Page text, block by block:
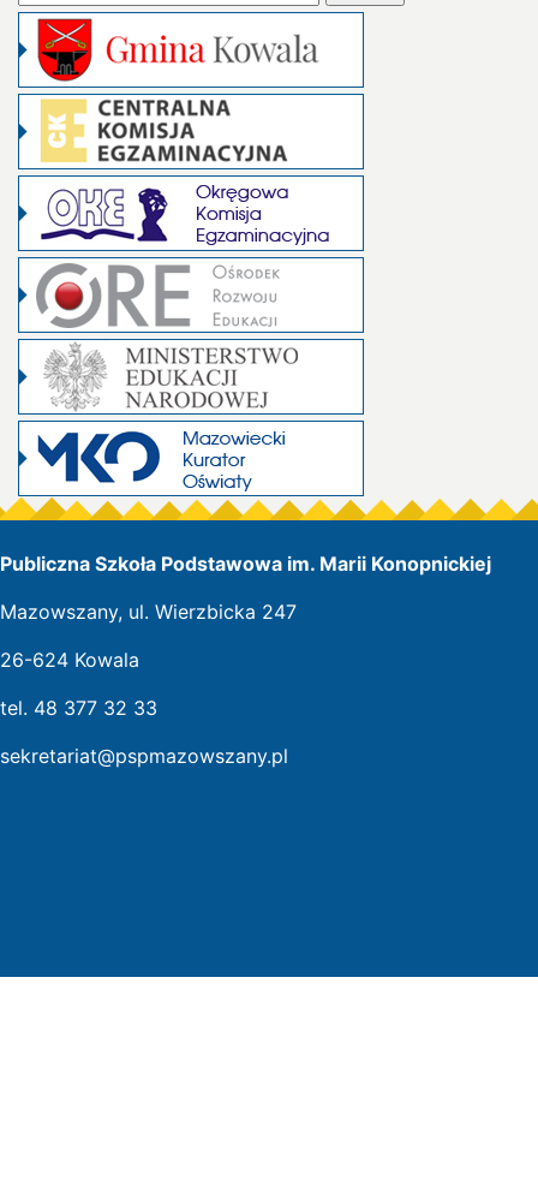
Publiczna Szkoła Podstawowa im. Marii Konopnickiej
Mazowszany, ul. Wierzbicka 247
26-624 Kowala
tel. 48 377 32 33
sekretariat@pspmazowszany.pl